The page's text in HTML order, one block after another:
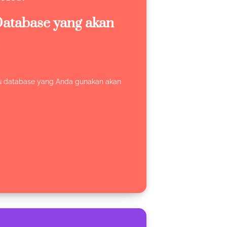
yang akan
database yang Anda gunakan akan